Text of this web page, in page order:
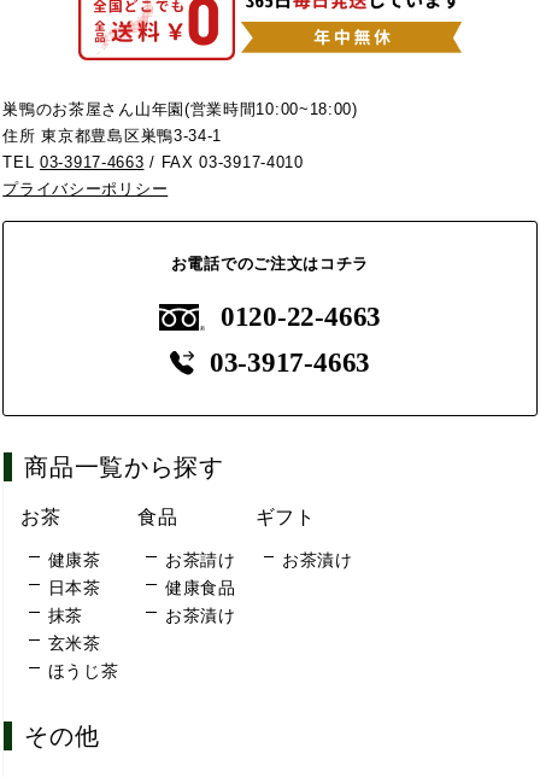
巣鴨のお茶屋さん山年園(営業時間10:00~18:00)
住所 東京都豊島区巣鴨3-34-1
TEL03-3917-4663 / FAX 03-3917-4010
プライバシーポリシー
お電話でのご注文はコチラ
0120-22-4663
03-3917-4663
商品一覧から探す
お茶
健康茶
日本茶
抹茶
玄米茶
ほうじ茶
食品
お茶請け
健康食品
お茶漬け
ギフト
お茶漬け
その他